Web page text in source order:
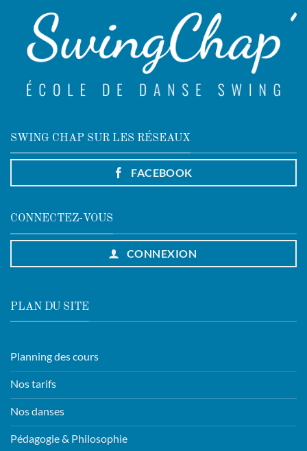
SWING CHAP SUR LES RÉSEAUX
FACEBOOK
CONNECTEZ-VOUS
CONNEXION
PLAN DU SITE
Planning des cours
Nos tarifs
Nos danses
Pédagogie & Philosophie